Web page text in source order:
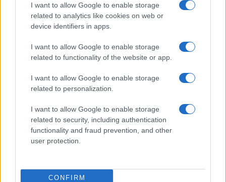
I want to allow Google to enable storage
related to analytics like cookies on web or
device identifiers in apps.
I want to allow Google to enable storage
related to functionality of the website or app.
I want to allow Google to enable storage
related to personalization.
I want to allow Google to enable storage
related to security, including authentication
functionality and fraud prevention, and other
user protection.
CONFIRM
bandiera, perdifendere la libertà del dissenso
anche nelle forme più odiose. In quel periodo i
progressisti per la sua liceità, anche nelle forme
più estreme. È incredibile come nel giro di
trent’anni si sia tutto capovolto.
Nicola Porro, Il Giornale 7 maggio 2023